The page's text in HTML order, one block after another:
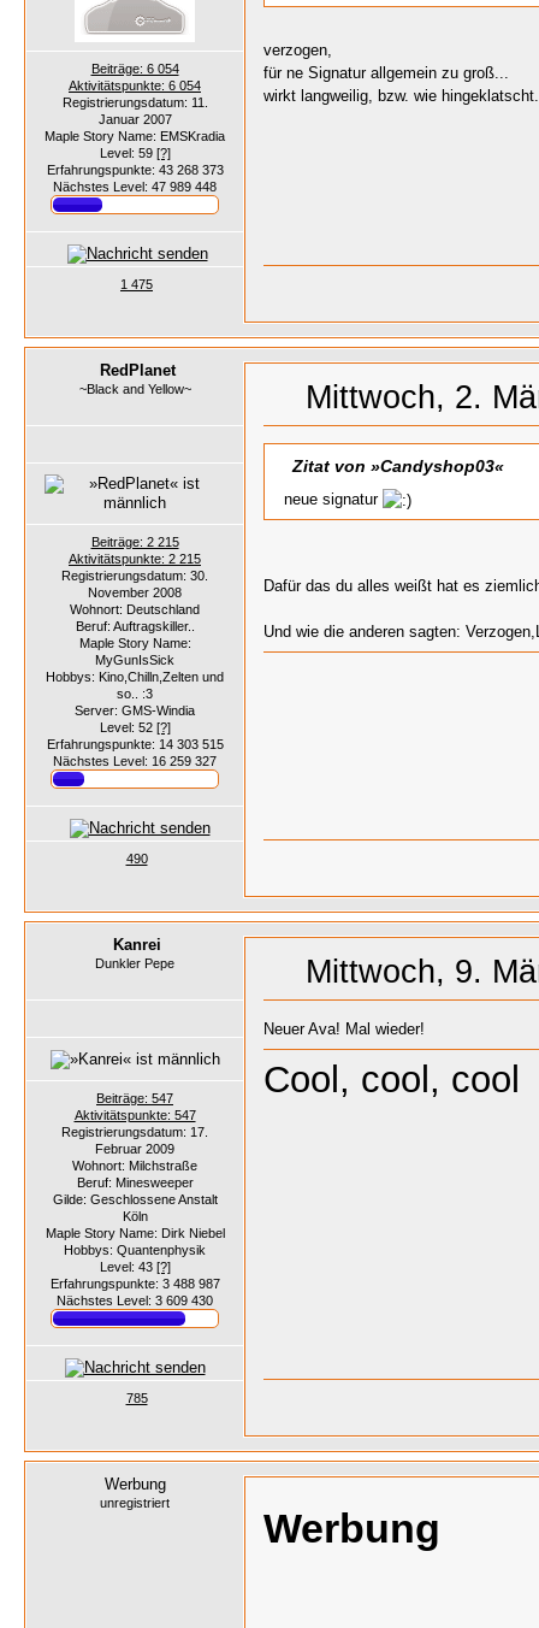
Beiträge: 6 054
Aktivitätspunkte: 6 054
Registrierungsdatum: 11.
Januar 2007
Maple Story Name: EMSKradia
Level: 59 [?]
Erfahrungspunkte: 43 268 373
Nächstes Level: 47 989 448
1 475
verzogen,
für ne Signatur allgemein zu groß...
wirkt langweilig, bzw. wie
RedPlanet
~Black and Yellow~
Beiträge: 2 215
Aktivitätspunkte: 2 215
Registrierungsdatum: 30.
November 2008
Wohnort: Deutschland
Beruf: Auftragskiller..
Maple Story Name:
MyGunIsSick
Hobbys: Kino,Chilln,Zelten und
so.. :3
Server: GMS-Windia
Level: 52 [?]
Erfahrungspunkte: 14 303 515
Nächstes Level: 16 259 327
490
Mittwoch, 2.
Zitat von »Candyshop03«
neue signatur
Dafür das du alles weißt hat es
Und wie die anderen sagten:
Kanrei
Dunkler Pepe
Beiträge: 547
Aktivitätspunkte: 547
Registrierungsdatum: 17.
Februar 2009
Wohnort: Milchstraße
Beruf: Minesweeper
Gilde: Geschlossene Anstalt
Köln
Maple Story Name: Dirk Niebel
Hobbys: Quantenphysik
Level: 43 [?]
Erfahrungspunkte: 3 488 987
Nächstes Level: 3 609 430
785
Mittwoch, 9.
Neuer Ava! Mal wieder!
Cool, cool, cool
Werbung
unregistriert
Werbung